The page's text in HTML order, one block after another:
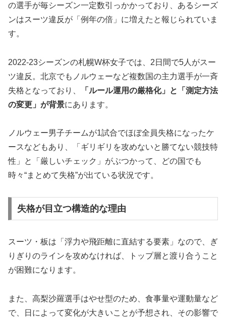
の選手が毎シーズン一定数引っかかっており、あるシーズ
ンはスーツ違反が「例年の倍」に増えたと報じられていま
す。
2022-23シーズンの札幌W杯女子では、2日間で5人がスー
ツ違反。北京でもノルウェーなど複数国の主力選手が一斉
失格となっており、
「ルール運用の厳格化」と「測定方法
の変更」が背景にあります。
ノルウェー男子チームが1試合でほぼ全員失格になったケ
ースなどもあり、「ギリギリを攻めないと勝てない競技特
性」と「厳しいチェック」がぶつかって、どの国でも
時々“まとめて失格”が出ている状況です。
失格が目立つ構造的な理由
スーツ・板は「浮力や飛距離に直結する要素」なので、ぎ
りぎりのラインを攻めなければ、トップ層と渡り合うこと
が困難になります。
また、高梨沙羅選手はやせ型のため、食事量や運動量など
で、日によって変化が大きいことが予想され、その影響で